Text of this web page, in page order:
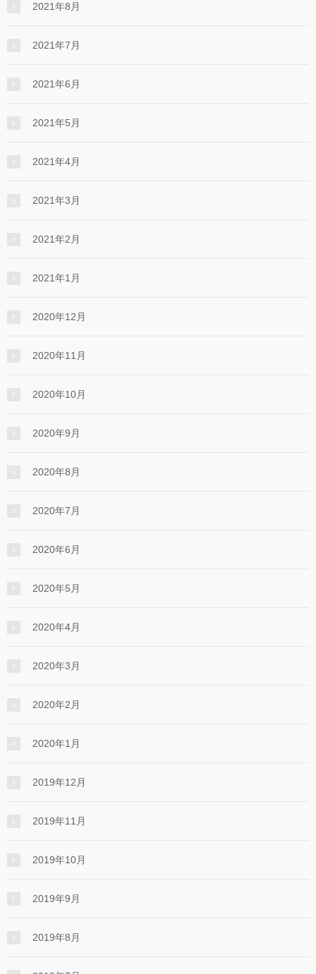
2021年8月
2021年7月
2021年6月
2021年5月
2021年4月
2021年3月
2021年2月
2021年1月
2020年12月
2020年11月
2020年10月
2020年9月
2020年8月
2020年7月
2020年6月
2020年5月
2020年4月
2020年3月
2020年2月
2020年1月
2019年12月
2019年11月
2019年10月
2019年9月
2019年8月